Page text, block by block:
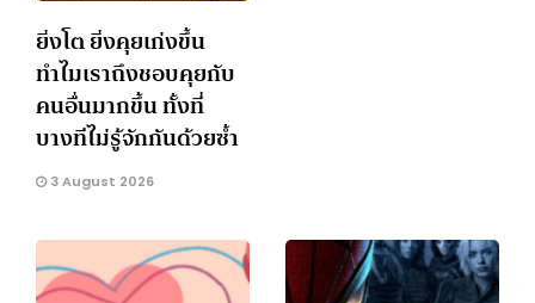
ยิ่งโต ยิ่งคุยเก่งขึ้น
ทำไมเราถึงชอบคุยกับ
คนอื่นมากขึ้น ทั้งที่
บางทีไม่รู้จักกันด้วยซ้ำ
3 August 2026